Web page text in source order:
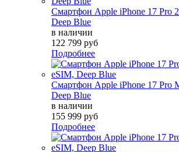
Смартфон Apple iPhone 17 Pro
Deep Blue
в наличии
122 799 руб
Подробнее
Смартфон Apple iPhone 17 Pro
Deep Blue
в наличии
155 999 руб
Подробнее